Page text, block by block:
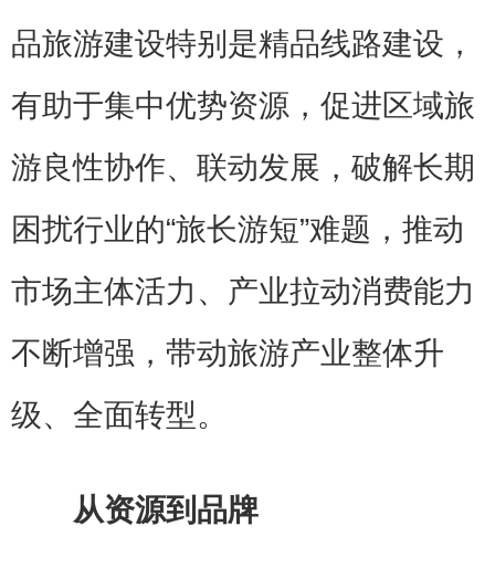
品旅游建设特别是精品线路建设，
有助于集中优势资源，促进区域旅
游良性协作、联动发展，破解长期
困扰行业的“旅长游短”难题，推动
市场主体活力、产业拉动消费能力
不断增强，带动旅游产业整体升
级、全面转型。
从资源到品牌